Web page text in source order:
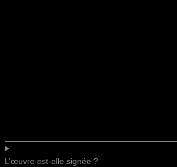
L’œuvre est-elle signée ?